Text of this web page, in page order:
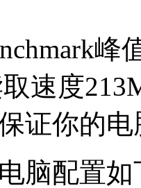
速度
证你的
脑配置